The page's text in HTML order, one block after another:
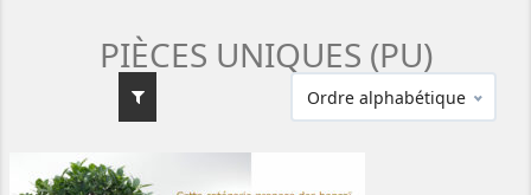
Ordre alphabétique
PIÈCES UNIQUES (PU)